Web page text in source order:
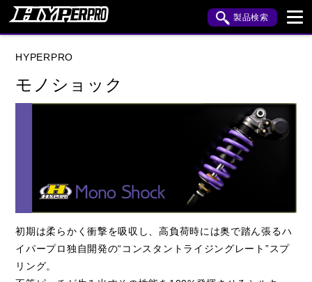
製品検索
HARLEY DAVIDSON
HYPERPRO
モノショック
初期は柔らかく衝撃を吸収し、高負荷時には奥で踏ん張るハ
イパープロ独自開発の“コンスタントライジングレート”スプ
リング。